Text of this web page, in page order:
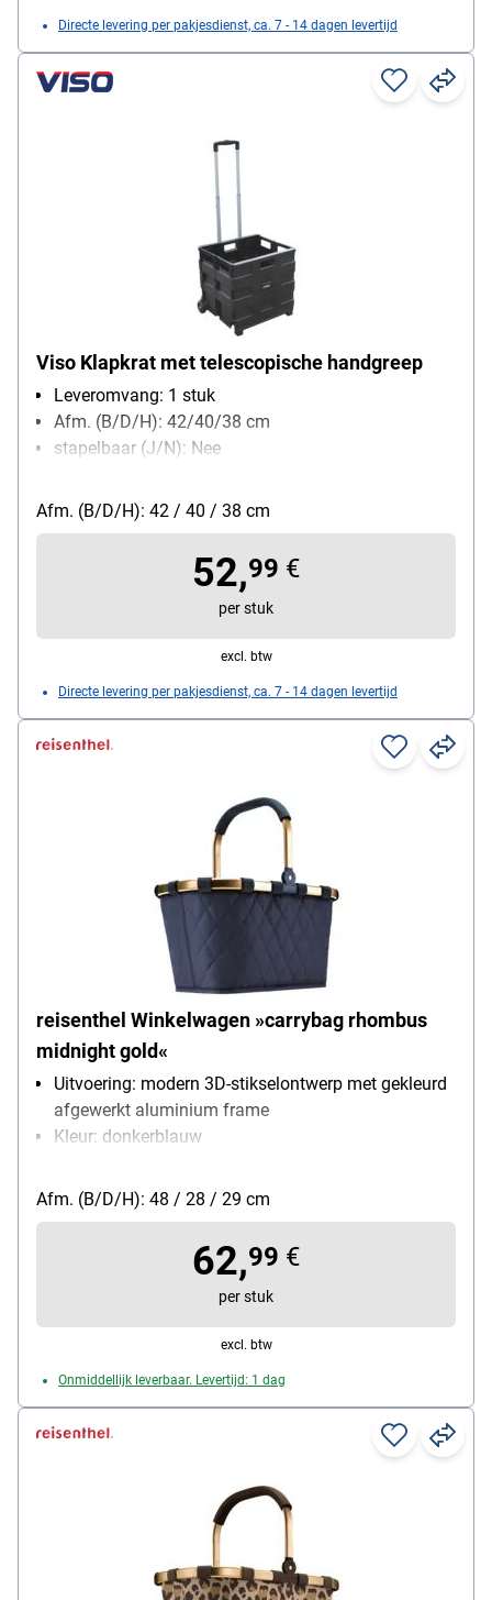
Directe levering per pakjesdienst, ca. 7 - 14 dagen levertijd
Viso Klapkrat met telescopische handgreep
Leveromvang: 1 stuk
Afm. (B/D/H): 42/40/38 cm
stapelbaar (J/N): Nee
volume: 60 L
Afm. (B/D/H): 42 / 40 / 38 cm
52,99 €
per stuk
excl. btw
Directe levering per pakjesdienst, ca. 7 - 14 dagen levertijd
reisenthel Winkelwagen »carrybag rhombus
midnight gold«
Uitvoering: modern 3D-stikselontwerp met gekleurd
afgewerkt aluminium frame
Kleur: donkerblauw
Materiaal: Bovenmateriaal gemaakt van
gerecycleerde PET-flessen / frame van aluminium
Vormgeving / uitvoering: modern 3D-stikselontwerp
met gekleurd afgewerkt aluminium frame
Afm. (B/D/H): 48 / 28 / 29 cm
62,99 €
per stuk
excl. btw
Onmiddellijk leverbaar. Levertijd: 1 dag